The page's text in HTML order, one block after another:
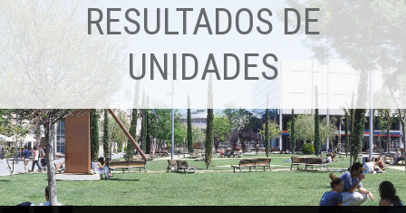
RESULTADOS DE
UNIDADES